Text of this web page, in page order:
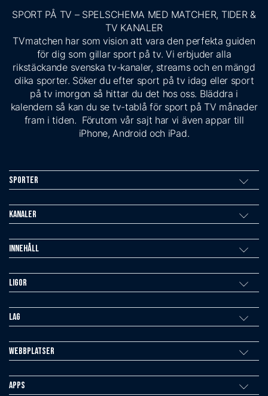
SPORT PÅ TV – SPELSCHEMA MED MATCHER, TIDER &
TV KANALER
TVmatchen har som vision att vara den perfekta guiden
för dig som gillar sport på tv. Vi erbjuder alla
rikstäckande svenska tv-kanaler, streams och en mängd
olika sporter. Söker du efter sport på tv idag eller sport
på tv imorgon så hittar du det hos oss. Bläddra i
kalendern så kan du se tv-tablå för sport på TV månader
fram i tiden. Förutom vår sajt har vi även appar till
iPhone, Android och iPad.
Sporter
Kanaler
Innehåll
Ligor
Lag
Webbplatser
Apps